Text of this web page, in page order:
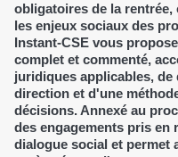
obligatoires de la
les enjeux sociaux des
Instant-CSE vous
complet et commenté,
juridiques applicables,
direction et d'une
décisions. Annexé au
des engagements pris en
dialogue social et permet